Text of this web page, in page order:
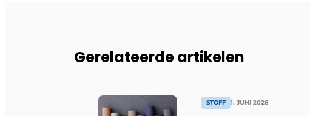
Gerelateerde artikelen
STOFF 1. JUNI 2026